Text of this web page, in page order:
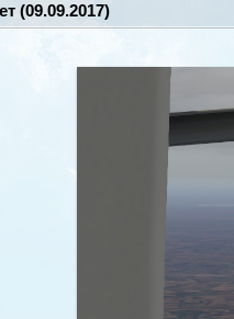
(09.09.2017)